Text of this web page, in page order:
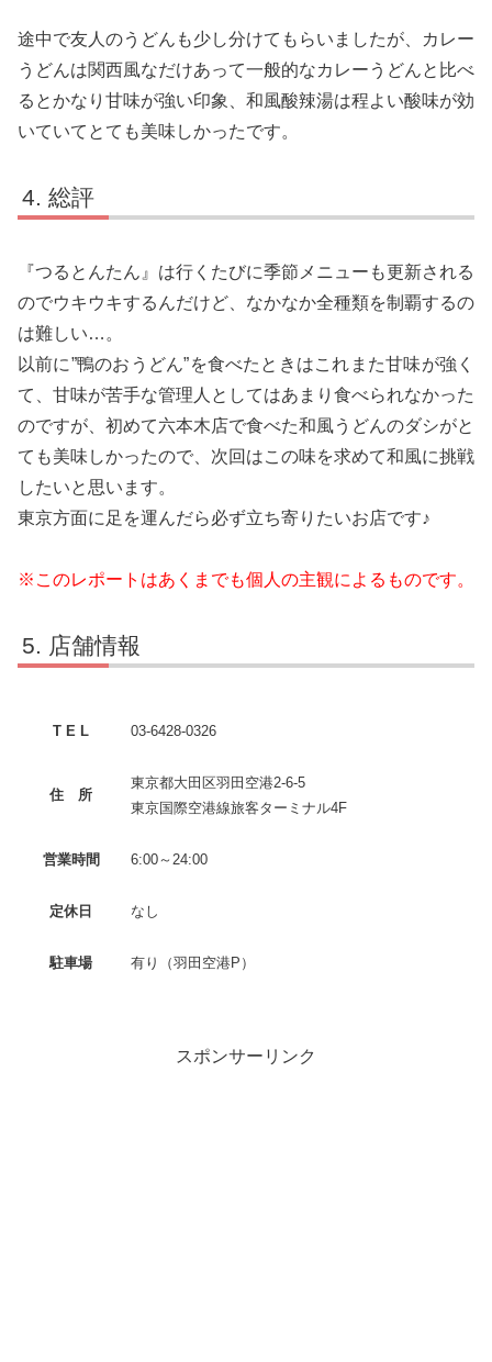
途中で友人のうどんも少し分けてもらいましたが、カレー
うどんは関西風なだけあって一般的なカレーうどんと比べ
るとかなり甘味が強い印象、和風酸辣湯は程よい酸味が効
いていてとても美味しかったです。
総評
『つるとんたん』は行くたびに季節メニューも更新される
のでウキウキするんだけど、なかなか全種類を制覇するの
は難しい…。
以前に”鴨のおうどん”を食べたときはこれまた甘味が強く
て、甘味が苦手な管理人としてはあまり食べられなかった
のですが、初めて六本木店で食べた和風うどんのダシがと
ても美味しかったので、次回はこの味を求めて和風に挑戦
したいと思います。
東京方面に足を運んだら必ず立ち寄りたいお店です♪
※このレポートはあくまでも個人の主観によるものです。
店舗情報
T E L 03-6428-0326
住 所
東京都大田区羽田空港2-6-5
東京国際空港線旅客ターミナル4F
営業時間 6:00～24:00
定休日 なし
駐車場 有り（羽田空港P）
スポンサーリンク